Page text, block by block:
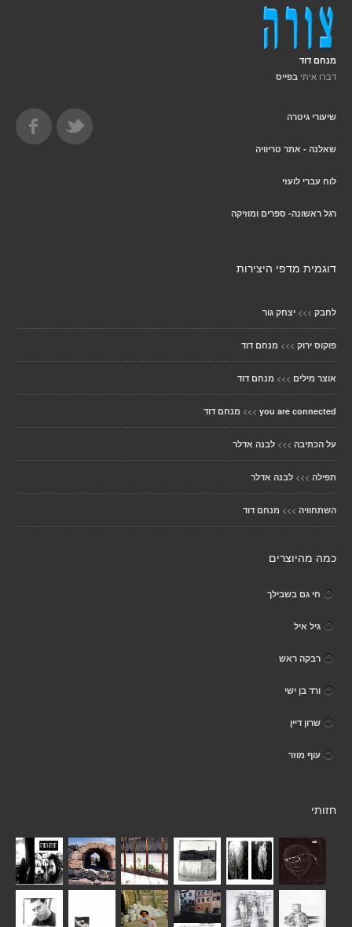
מנחם דוד
דברו איתי בפייס
שיעורי גיטרה
שאלנה - אתר טריוויה
לוח עברי לועזי
רגל ראשונה- ספרים ומוזיקה
דוגמית מדפי היצירות
לחבק >>> יצחק גור
פוקוס ירוק >>> מנחם דוד
אוצר מילים >>> מנחם דוד
you are connected
>>> מנחם דוד
על הכתיבה >>> לבנה אדלר
תפילה >>> לבנה אדלר
השתחוויה >>> מנחם דוד
כמה מהיוצרים
חי גם בשבילך
גיל איל
רבקה ראש
ורד בן ישי
שרון דיין
עוף מוזר
חזותי